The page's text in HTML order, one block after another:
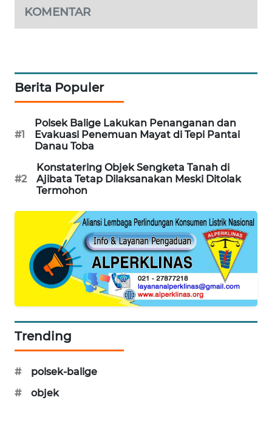
KOMENTAR
Berita Populer
#1
Polsek Balige Lakukan Penanganan dan
Evakuasi Penemuan Mayat di Tepi Pantai
Danau Toba
#2
Konstatering Objek Sengketa Tanah di
Ajibata Tetap Dilaksanakan Meski Ditolak
Termohon
Trending
#
polsek-balige
#
objek
BERKAT
NEWS
NEWS
ANUGERAH
NEWS
AKHLAK
ID
PERAPKI
ASA
NEWS